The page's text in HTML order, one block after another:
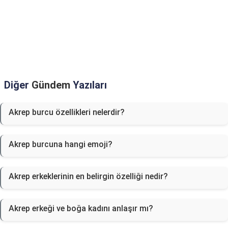
Diğer Gündem Yazıları
Akrep burcu özellikleri nelerdir?
Akrep burcuna hangi emoji?
Akrep erkeklerinin en belirgin özelliği nedir?
Akrep erkeği ve boğa kadını anlaşır mı?